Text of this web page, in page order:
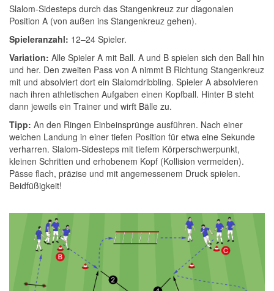
Slalom-Sidesteps durch das Stangenkreuz zur diagonalen
Position A (von außen ins Stangenkreuz gehen).
Spieleranzahl: 12–24 Spieler.
Variation: Alle Spieler A mit Ball. A und B spielen sich den Ball hin
und her. Den zweiten Pass von A nimmt B Richtung Stangenkreuz
mit und absolviert dort ein Slalomdribbling. Spieler A absolvieren
nach ihren athletischen Aufgaben einen Kopfball. Hinter B steht
dann jeweils ein Trainer und wirft Bälle zu.
Tipp: An den Ringen Einbeinsprünge ausführen. Nach einer
weichen Landung in einer tiefen Position für etwa eine Sekunde
verharren. Slalom-Sidesteps mit tiefem Körperschwerpunkt,
kleinen Schritten und erhobenem Kopf (Kollision vermeiden).
Pässe flach, präzise und mit angemessenem Druck spielen.
Beidfüßigkeit!